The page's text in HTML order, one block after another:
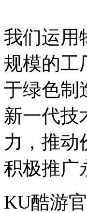
我们运用
规模的工
于绿色制
新一代技
力，推
积极推广
KU酷游